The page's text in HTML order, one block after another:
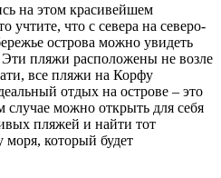
на этом красивейшем
учтите, что с севера на северо-
острова можно увидеть
пляжи расположены не возле
все пляжи на Корфу
отдых на острове – это
можно открыть для себя
пляжей и найти тот
который будет